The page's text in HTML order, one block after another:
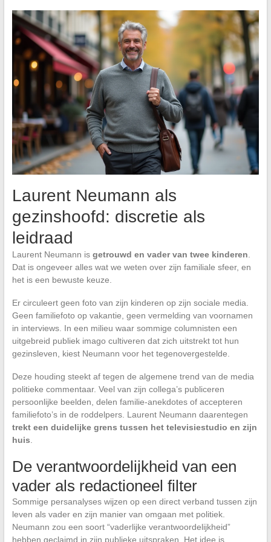
Laurent Neumann als
gezinshoofd: discretie als
leidraad
Laurent Neumann is getrouwd en vader van twee kinderen
Dat is ongeveer alles wat we weten over zijn familiale sfeer, en
het is een bewuste keuze.
Er circuleert geen foto van zijn kinderen op zijn sociale media.
Geen familiefoto op vakantie, geen vermelding van voornamen
in interviews. In een milieu waar sommige columnisten een
uitgebreid publiek imago cultiveren dat zich uitstrekt tot hun
gezinsleven, kiest Neumann voor het tegenovergestelde.
Deze houding steekt af tegen de algemene trend van de media
politieke commentaar. Veel van zijn collega’s publiceren
persoonlijke beelden, delen familie-anekdotes of accepteren
familiefoto’s in de roddelpers. Laurent Neumann daarentegen
trekt een duidelijke grens tussen het televisiestudio en zijn
huis
De verantwoordelijkheid van een
vader als redactioneel filter
Sommige persanalyses wijzen op een direct verband tussen zijn
leven als vader en zijn manier van omgaan met politiek.
Neumann zou een soort “vaderlijke verantwoordelijkheid”
hebben geclaimd in zijn publieke uitspraken. Het idee is